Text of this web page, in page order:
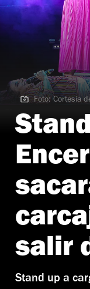
Foto: Cortesía de la
Foto: Cortesía
Stand
salir
Stand up a